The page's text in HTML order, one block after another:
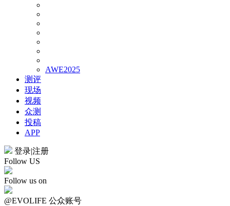
AWE2025
测评
现场
视频
众测
投稿
APP
登录|注册
Follow US
Follow us on
@EVOLIFE 公众账号